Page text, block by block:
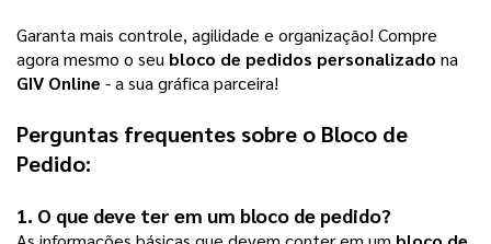
Garanta mais controle, agilidade e organização! Compre
agora mesmo o seu bloco de pedidos personalizado na
GIV Online - a sua gráfica parceira!
Perguntas frequentes sobre o Bloco de
Pedido:
1. O que deve ter em um bloco de pedido?